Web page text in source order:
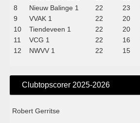
8
Nieuw Balinge 1 22 23
9
VVAK 1 22 20
10
Tiendeveen 1 22 20
11
VCG 1 22 16
12
NWVV 1 22 15
Clubtopscorer 2025-2026
Robert Gerritse